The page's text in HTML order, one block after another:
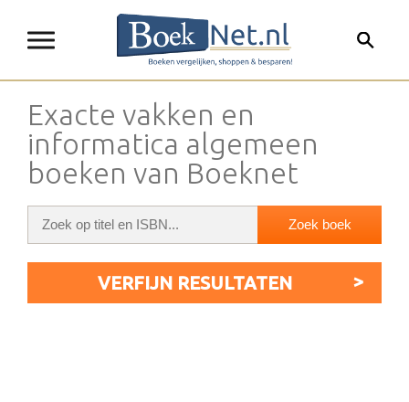
Exacte vakken en
informatica algemeen
boeken van Boeknet
VERFIJN RESULTATEN